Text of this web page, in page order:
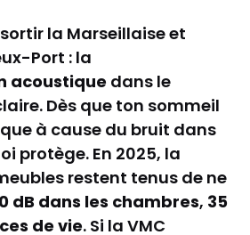
la Marseillaise et
Port : la
acoustique dans le
Dès que ton sommeil
à cause du bruit dans
protège. En 2025, la
restent tenus de ne
dB dans les chambres, 35
de vie. Si la VMC